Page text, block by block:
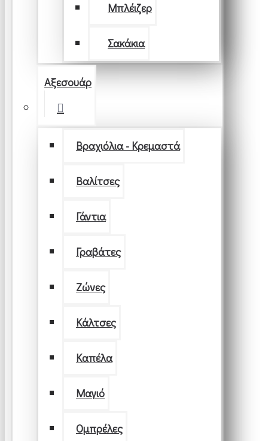
Μπλέιζερ
Σακάκια
Αξεσουάρ
Βραχιόλια - Κρεμαστά
Βαλίτσες
Γάντια
Γραβάτες
Ζώνες
Κάλτσες
Καπέλα
Μαγιό
Ομπρέλες